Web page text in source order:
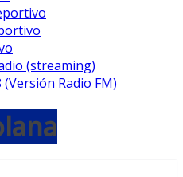
(streaming)
Radio FM)